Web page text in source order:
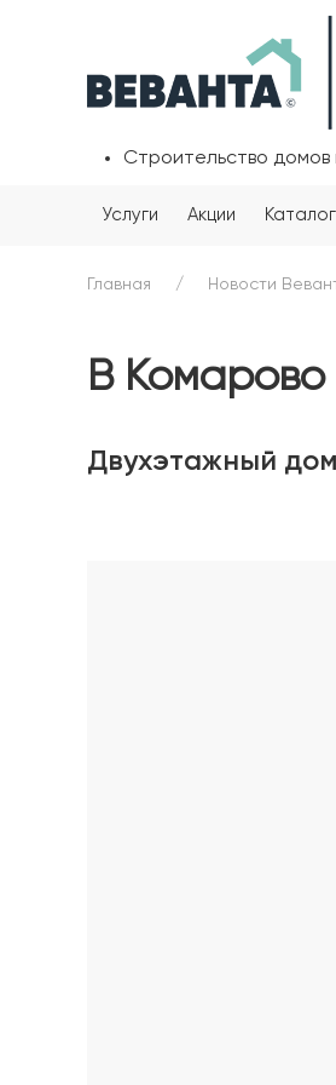
Строительство домов
Услуги Акции
Главная Новости
В Комарово
Двухэтажный